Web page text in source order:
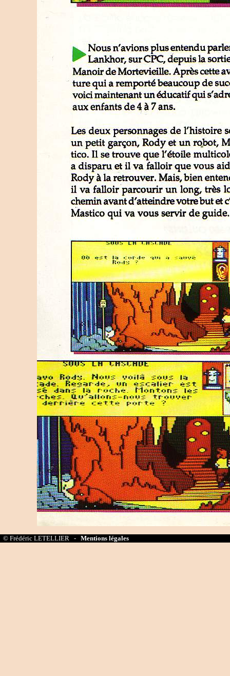
© Frédéric LETELLIER - Mentions légales